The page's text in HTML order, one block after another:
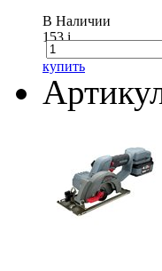
В Наличии
153i
купить